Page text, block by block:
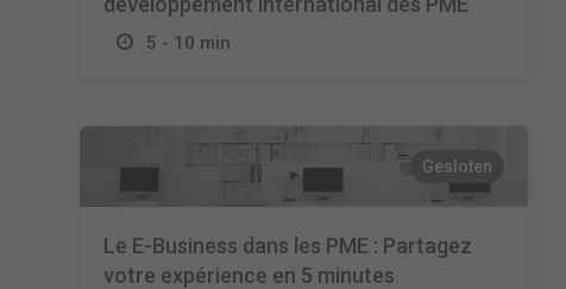
5 - 10 min
Gesloten
Le E-Business dans les PME : Partagez
votre expérience en 5 minutes